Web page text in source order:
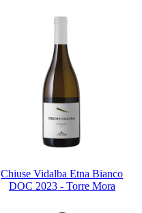
Chiuse Vidalba Etna Bianco
DOC 2023 - Torre Mora